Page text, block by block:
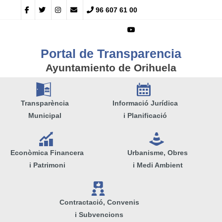
96 607 61 00
Portal de Transparencia
Ayuntamiento de Orihuela
A
Transparència
Municipal
E
Informació Jurídica
i Planificació
Q
Econòmica Financera
i Patrimoni
e
Urbanisme, Obres
i Medi Ambient
V
Contractació, Convenis
i Subvencions